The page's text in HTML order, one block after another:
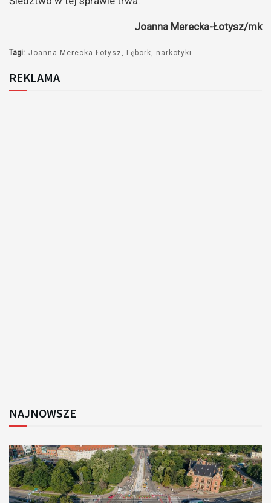
Joanna Merecka-Łotysz/mk
Tagi: Joanna Merecka-Łotysz Lębork narkotyki
REKLAMA
NAJNOWSZE